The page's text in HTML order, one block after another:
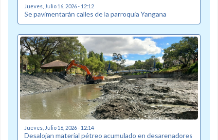
Jueves, Julio 16, 2026 - 12:12
Se pavimentarán calles de la parroquia Yangana
Jueves, Julio 16, 2026 - 12:14
Desalojan material pétreo acumulado en desarenadores